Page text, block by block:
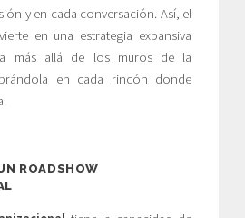
y en cada conversación. Así, el
en una estrategia expansiva
más allá de los muros de la
en cada rincón donde
ROADSHOW